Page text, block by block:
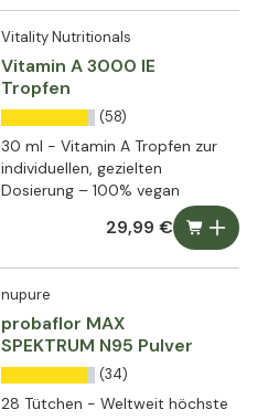
Vitality Nutritionals
Vitamin A 3000 IE
Tropfen
(58)
30 ml - Vitamin A Tropfen zur
individuellen, gezielten
Dosierung – 100% vegan
29,99 €
nupure
probaflor MAX
SPEKTRUM N95 Pulver
(34)
28 Tütchen - Weltweit höchste